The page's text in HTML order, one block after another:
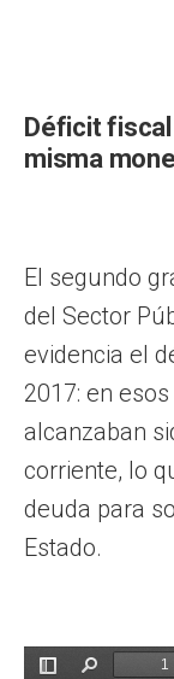
Déficit fiscal
misma
El segundo
del Sector
evidencia el
2017: en
alcanzaban
corriente, lo
deuda para
Estado.